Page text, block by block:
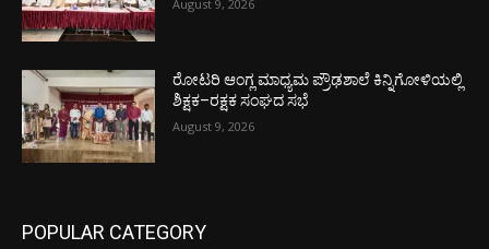
August 9, 2026
ರೋಟರಿ ಆಂಗ್ಲ ಮಾಧ್ಯಮ ಪ್ರೌಢಶಾಲೆ ಕಿನ್ನಿಗೋಳಿಯಲ್ಲಿ
ಶಿಕ್ಷಕ–ರಕ್ಷಕ ಸಂಘದ ಸಭೆ
August 9, 2026
POPULAR CATEGORY